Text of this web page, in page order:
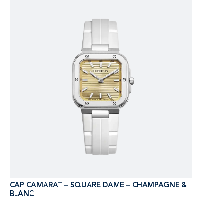
CAP CAMARAT – SQUARE DAME – CHAMPAGNE &
BLANC